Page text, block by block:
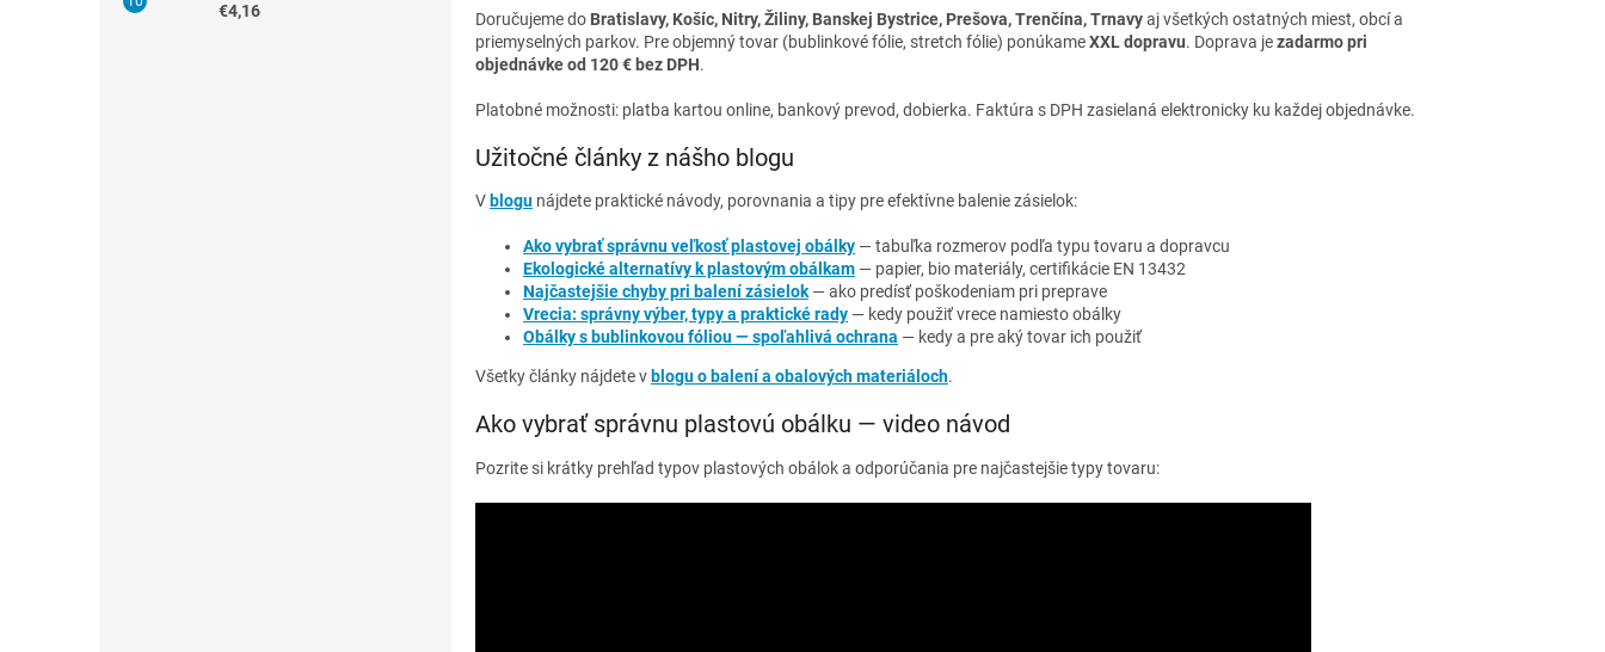
€4,16 Doručujeme do Bratislavy, Košíc, Nitry, Žiliny, Banskej Bystrice, Prešova, Trenčína, Trnavyaj všetkých ostatných miest, obcí a
priemyselných parkov. Pre objemný tovar (bublinkové fólie, stretch fólie) ponúkameXXL dopravu. Doprava jezadarmo pri
objednávke od 120 € bez DPH.
Platobné možnosti: platba kartou online, bankový prevod, dobierka. Faktúra s DPH zasielaná elektronicky ku každej objednávke.
Užitočné články z nášho blogu
V blogu nájdete praktické návody, porovnania a tipy pre efektívne balenie zásielok:
Ako vybrať správnu veľkosť plastovej obálky — tabuľka rozmerov podľa typu tovaru a dopravcu
Ekologické alternatívy k plastovým obálkam — papier, bio materiály, certifikácie EN 13432
Najčastejšie chyby pri balení zásielok — ako predísť poškodeniam pri preprave
Vrecia: správny výber, typy a praktické rady — kedy použiť vrece namiesto obálky
Obálky s bublinkovou fóliou — spoľahlivá ochrana — kedy a pre aký tovar ich použiť
Všetky články nájdete v blogu o balení a obalových materiáloch.
Ako vybrať správnu plastovú obálku — video návod
Pozrite si krátky prehľad typov plastových obálok a odporúčania pre najčastejšie typy tovaru: